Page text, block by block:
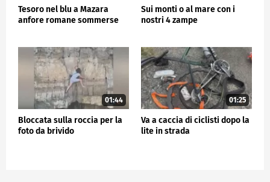
Tesoro nel blu a Mazara
anfore romane sommerse
Sui monti o al mare con i
nostri 4 zampe
01:44
Bloccata sulla roccia per la
foto da brivido
01:25
Va a caccia di ciclisti dopo la
lite in strada